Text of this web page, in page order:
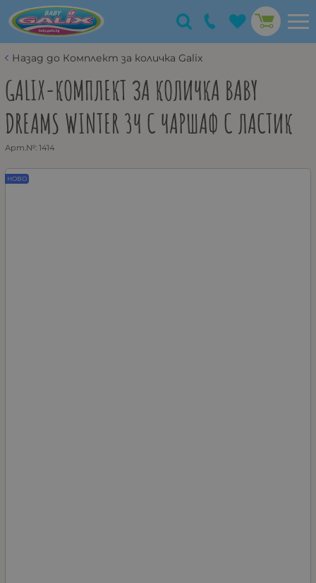
Назад до Комплект за количка Galix
GALIX-КОМПЛЕКТ ЗА КОЛИЧКА BABY
DREAMS WINTER 3Ч С ЧАРШАФ С ЛАСТИК
Арт.№: 1414
НОВО